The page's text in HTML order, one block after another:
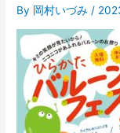
By 岡村いづみ /